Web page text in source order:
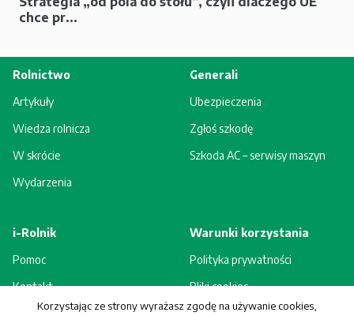
chce pr...
Rolnictwo
Artykuły
Wiedza rolnicza
W skrócie
Wydarzenia
Generali
Ubezpieczenia
Zgłoś szkodę
Szkoda AC – serwisy maszyn
i-Rolnik
Pomoc
Kontakt
Rejestracja - korzyści
Warunki korzystania
Polityka prywatności
Pliki cookies
Regulamin
Korzystając ze strony wyrażasz zgodę na używanie cookies,